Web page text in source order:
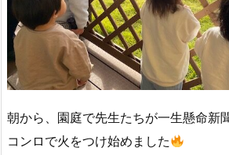
朝から、園庭で先生たちが一生懸命新
コンロで火をつけ始めました